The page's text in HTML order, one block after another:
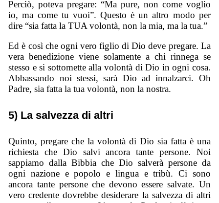
Perciò, poteva pregare: “Ma pure, non come voglio
io, ma come tu vuoi”. Questo è un altro modo per
dire “sia fatta la TUA volontà, non la mia, ma la tua.”
Ed è così che ogni vero figlio di Dio deve pregare. La
vera benedizione viene solamente a chi rinnega se
stesso e si sottomette alla volontà di Dio in ogni cosa.
Abbassando noi stessi, sarà Dio ad innalzarci. Oh
Padre, sia fatta la tua volontà, non la nostra.
5) La salvezza di altri
Quinto, pregare che la volontà di Dio sia fatta è una
richiesta che Dio salvi ancora tante persone. Noi
sappiamo dalla Bibbia che Dio salverà persone da
ogni nazione e popolo e lingua e tribù. Ci sono
ancora tante persone che devono essere salvate. Un
vero credente dovrebbe desiderare la salvezza di altri